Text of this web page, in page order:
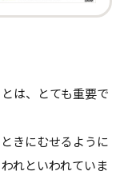
は、とても重要で
きにむせるように
れといわれていま